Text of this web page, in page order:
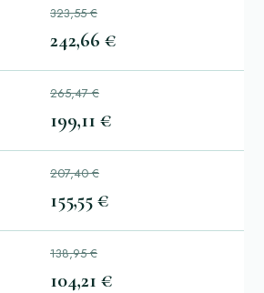
323,55 €
242,66 €
265,47 €
199,11 €
207,40 €
155,55 €
138,95 €
104,21 €